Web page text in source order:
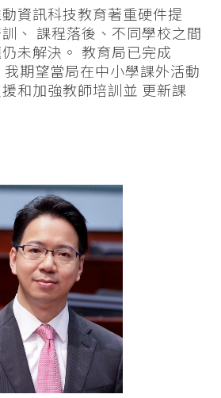
資訊科技教育著重硬件提
、 課程落後、不同學校之間
未解決。 教育局已完成
期望當局在中小學課外活動
和加強教師培訓並 更新課